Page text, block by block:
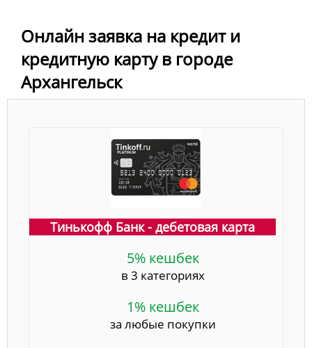
Онлайн заявка на кредит и
кредитную карту в городе
Архангельск
Тинькофф Банк - дебетовая карта
5% кешбек
в 3 категориях
1% кешбек
за любые покупки